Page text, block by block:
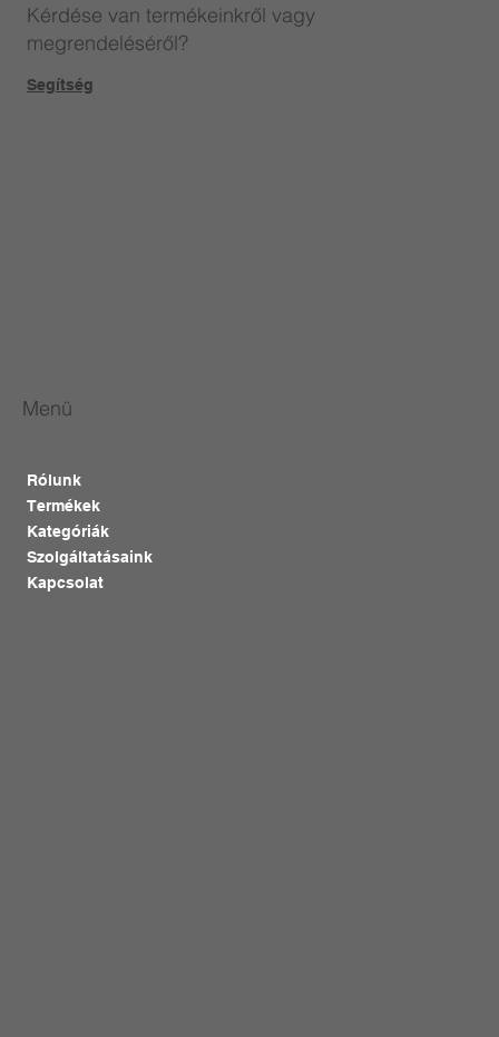
Kérdése van termékeinkről vagy
megrendeléséről?
Segítség
Menü
Rólunk
Termékek
Kategóriák
Szolgáltatásaink
Kapcsolat